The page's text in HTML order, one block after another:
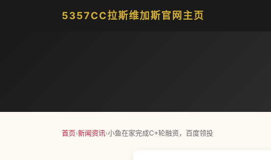
5357CC拉斯维加斯官网主页
首页›新闻资讯›小鱼在家完成C+轮融资，百度领投